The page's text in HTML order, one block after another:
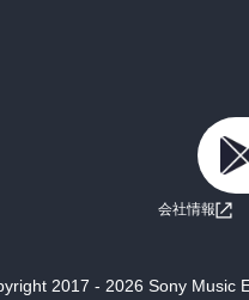
会社情報
2017 - 2026 Sony Music